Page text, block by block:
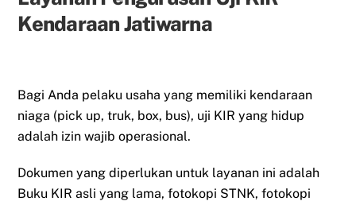
Kendaraan Jatiwarna
Bagi Anda pelaku usaha yang memiliki kendaraan
niaga (pick up, truk, box, bus), uji KIR yang hidup
adalah izin wajib operasional.
Dokumen yang diperlukan untuk layanan ini adalah
Buku KIR asli yang lama, fotokopi STNK, fotokopi